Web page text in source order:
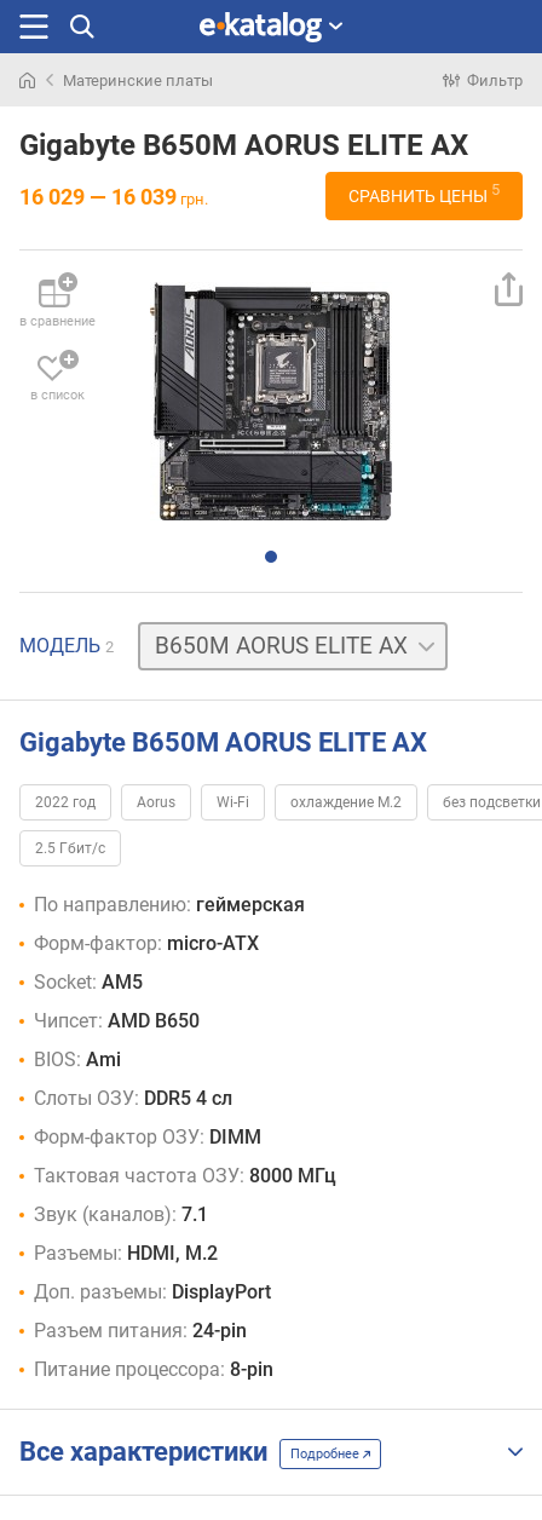
раньше
Материнские платы Фильтр
Gigabyte B650M AORUS ELITE AX
16 029 — 16 039 грн. СРАВНИТЬ ЦЕНЫ 5
в сравнение
в список
МОДЕЛЬ 2
B650M
AORUS
Gigabyte B650M AORUS ELITE AX
2022 год Aorus Wi-Fi охлаждение M.2 без подсветки
2.5 Гбит/с
По направлению: геймерская
Форм-фактор: micro-ATX
Socket: AM5
Чипсет: AMD B650
BIOS: Ami
Слоты ОЗУ: DDR5 4 сл
Форм-фактор ОЗУ: DIMM
Тактовая частота ОЗУ: 8000 МГц
Звук (каналов): 7.1
Разъемы: HDMI, M.2
Доп. разъемы: DisplayPort
Разъем питания: 24-pin
Питание процессора: 8-pin
Все характеристики Подробнее